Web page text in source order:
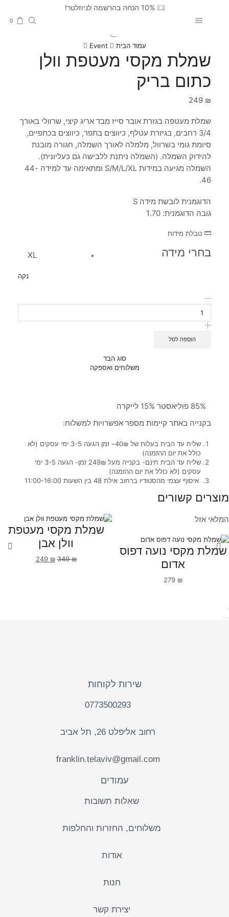
10% הנחה בהרשמה לניוזלטר!
0
עמוד הבית Event
שמלת מקסי מעטפת וולן
כתום בריק
249 ₪
שמלת מעטפה בגזרת אובר סייז מבד אריג קיצי, שרוולי באורך
3/4 רחבים, בגיזרת עטלף, כיווצים בתפר, כיווצים בכתפיים,
סיומת גומי בשרוול, מלמלה לאורך השמלה, חגורה מובנת
להידוק השמלה. (השמלה ניתנת ללבישה גם כעליונית).
השמלה מגיעה במידות S/M/L/XL ומתאימה עד למידה 44-
46.
הדוגמנית לובשת מידה S
גובה הדוגמנית: 1.70
טבלת מידות
בחרי מידה XL
נקה
הוספה לסל
סוג הבד
משלוחים ואספקה
85% פוליאסטר 15% לייקרה
בקנייה באתר קיימות מספר אפשרויות למשלוח:
שליח עד הבית בעלות של 40₪– זמן הגעה 3-5 ימי עסקים (לא
כולל את יום ההזמנה)
שליח עד הבית חינם- בקנייה מעל 249₪ זמן- הגעה 3-5 ימי
עסקים (לא כולל את יום ההזמנה)
איסוף עצמי מהסטודיו ברחוב אילת 48 בין השעות 11:00-16:00
מוצרים קשורים
המלאי אזל
שמלת מקסי נועה דפוס
אדום
279 ₪
שמלת מקסי מעטפת
וולן אבן
349₪
249 ₪
שירות לקוחות
0773500293
רחוב אליפלט 26, תל אביב
franklin.telaviv@gmail.com
עמודים
שאלות תשובות
משלוחים, החזרות והחלפות
אודות
חנות
יצירת קשר